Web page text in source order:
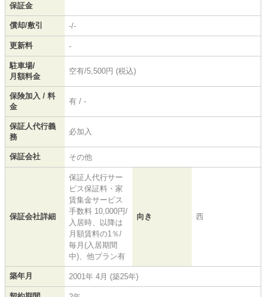
保証金
償却/敷引 -/-
更新料 -
駐車場/
月額料金
空有/5,500円 (税込)
保険加入 / 料
金
有 / -
保証人代行義
務
必加入
保証会社 その他
保証会社詳細
保証人代行サー
ビス保証料・家
賃集金サービス
手数料 10,000円/
入居時、以降は
月額賃料の1％/
毎月(入居期間
中)、他プラン有
向き 西
築年月 2001年 4月 (築25年)